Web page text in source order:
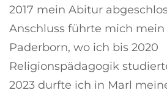
2017 mein Abitur
Anschluss führte mich mein
Paderborn, wo ich bis 2020
Religionspädagogik
2023 durfte ich in Marl